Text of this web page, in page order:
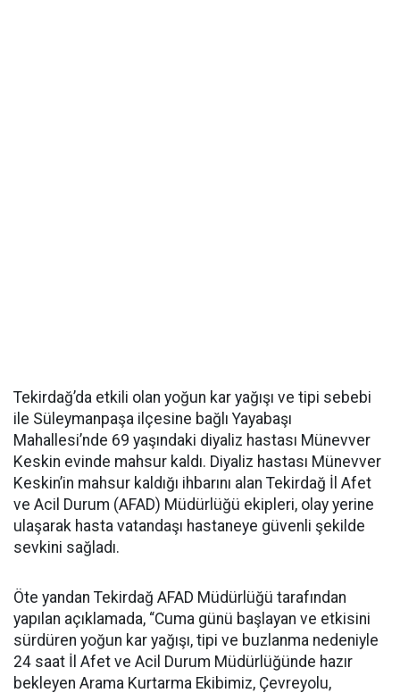
Tekirdağ’da etkili olan yoğun kar yağışı ve tipi sebebi
ile Süleymanpaşa ilçesine bağlı Yayabaşı
Mahallesi’nde 69 yaşındaki diyaliz hastası Münevver
Keskin evinde mahsur kaldı. Diyaliz hastası Münevver
Keskin’in mahsur kaldığı ihbarını alan Tekirdağ İl Afet
ve Acil Durum (AFAD) Müdürlüğü ekipleri, olay yerine
ulaşarak hasta vatandaşı hastaneye güvenli şekilde
sevkini sağladı.
Öte yandan Tekirdağ AFAD Müdürlüğü tarafından
yapılan açıklamada, “Cuma günü başlayan ve etkisini
sürdüren yoğun kar yağışı, tipi ve buzlanma nedeniyle
24 saat İl Afet ve Acil Durum Müdürlüğünde hazır
bekleyen Arama Kurtarma Ekibimiz, Çevreyolu,